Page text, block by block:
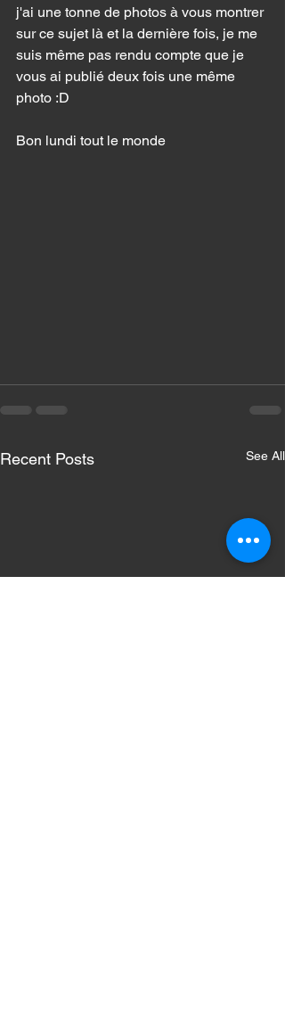
j'ai une tonne de photos à vous montrer
sur ce sujet là et la dernière fois, je me
suis même pas rendu compte que je
vous ai publié deux fois une même
photo :D
Bon lundi tout le monde
Recent Posts See All